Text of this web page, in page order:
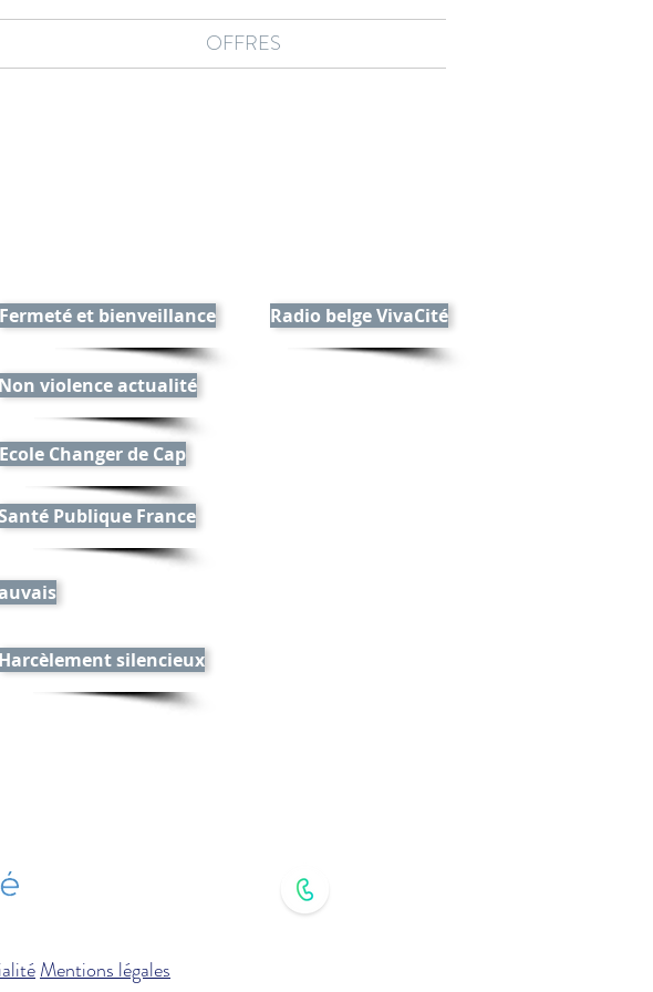
OFFRES
Fermeté et bienveillance Radio belge VivaCité
Non violence actualité
Ecole Changer de Cap
Publique France
Harcèlement silencieux
Mentions légales